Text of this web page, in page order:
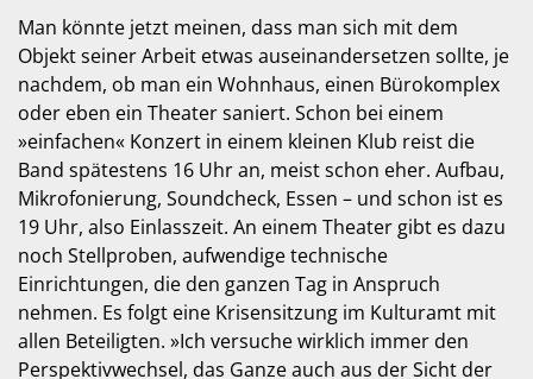
Man könnte jetzt meinen, dass man sich mit dem
Objekt seiner Arbeit etwas auseinandersetzen sollte, je
nachdem, ob man ein Wohnhaus, einen Bürokomplex
oder eben ein Theater saniert. Schon bei einem
»einfachen« Konzert in einem kleinen Klub reist die
Band spätestens 16 Uhr an, meist schon eher. Aufbau,
Mikrofonierung, Soundcheck, Essen – und schon ist es
19 Uhr, also Einlasszeit. An einem Theater gibt es dazu
noch Stellproben, aufwendige technische
Einrichtungen, die den ganzen Tag in Anspruch
nehmen. Es folgt eine Krisensitzung im Kulturamt mit
allen Beteiligten. »Ich versuche wirklich immer den
Perspektivwechsel, das Ganze auch aus der Sicht der